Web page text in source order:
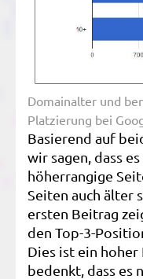
Domainalter und
Platzierung bei
Basierend auf
wir sagen, dass
höherrangige
Seiten auch älter
ersten Beitrag
den Top-3-
Dies ist ein hoher
bedenkt, dass es